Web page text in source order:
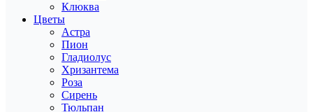
Клюква
Цветы
Астра
Пион
Гладиолус
Хризантема
Роза
Сирень
Тюльпан